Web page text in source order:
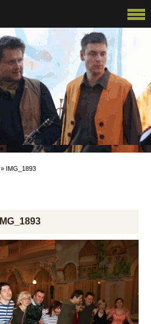
» IMG_1893
IMG_1893